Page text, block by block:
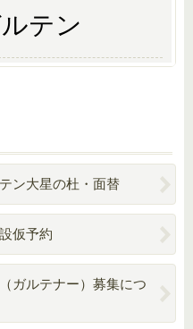
テン
ン大星の杜・面替
仮予約
ガルテナー）募集につ